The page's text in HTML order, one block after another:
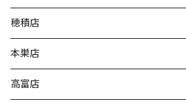
穂積店
本巣店
高富店